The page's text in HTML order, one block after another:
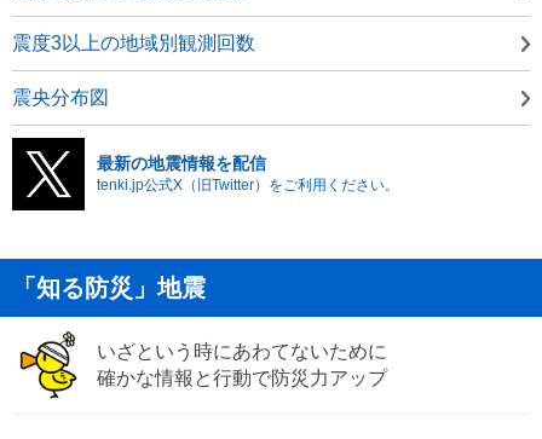
震度3以上の地域別観測回数
震央分布図
最新の地震情報を配信
tenki.jp公式X（旧Twitter）をご利用ください。
「知る防災」地震
いざという時にあわてないために
確かな情報と行動で防災力アップ